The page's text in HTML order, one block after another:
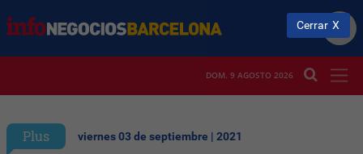
DOM. 9 AGOSTO 2026
Plus viernes 03 de septiembre | 2021
Cerrar